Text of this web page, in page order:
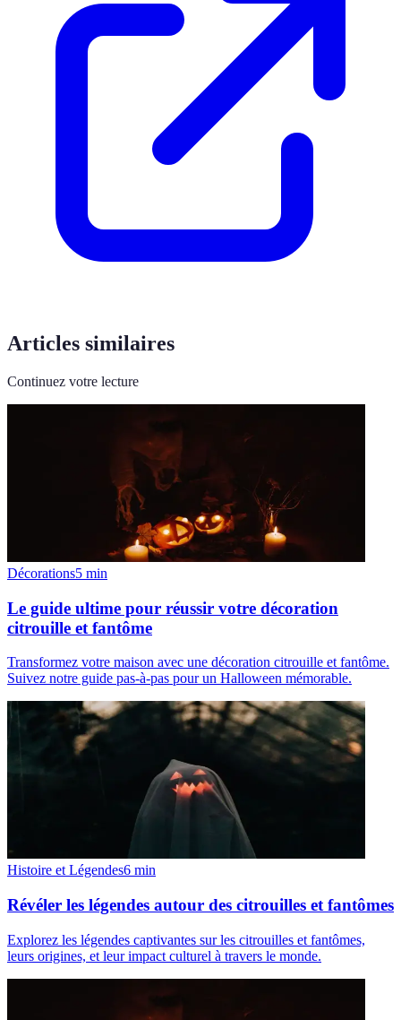
Articles similaires
Continuez votre lecture
Décorations5 min
Le guide ultime pour réussir votre décoration
citrouille et fantôme
Transformez votre maison avec une décoration citrouille et fantôme.
Suivez notre guide pas-à-pas pour un Halloween mémorable.
Histoire et Légendes6 min
Révéler les légendes autour des citrouilles et fantômes
Explorez les légendes captivantes sur les citrouilles et fantômes,
leurs origines, et leur impact culturel à travers le monde.